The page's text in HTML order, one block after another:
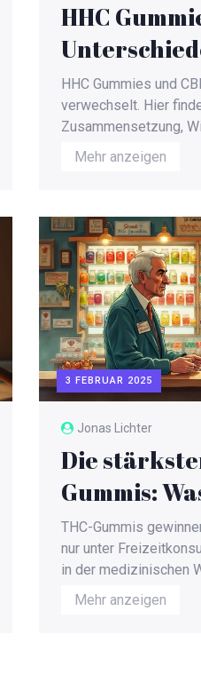
HHC
Tipps zum
HHC Gummies und
verwechselt. Hier
Zusammensetzung,
ob HHC-
Mehr anzeigen
3 FEBRUAR 2025
Jonas Lichter
Die
Gummis:
sollten
THC-Gummis
nur unter
in der medizinischen
Produkte können eine
nachhaltige Wirkung
Mehr anzeigen